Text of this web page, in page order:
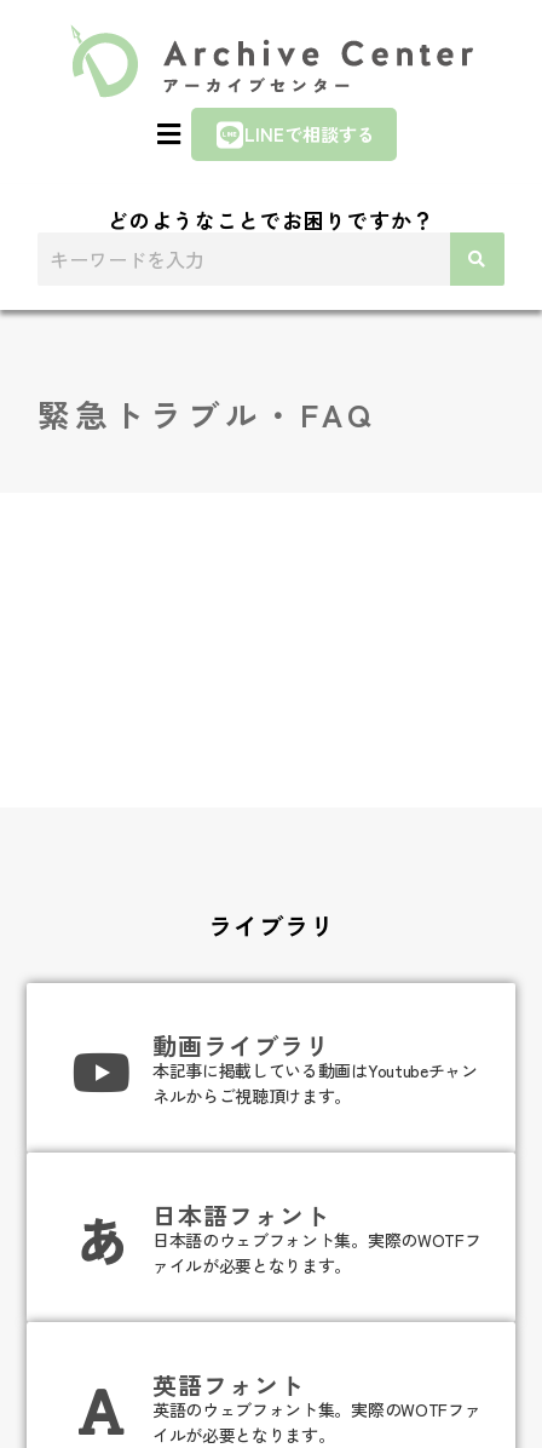
LINEで相談する
どのようなことでお困りですか？
緊急トラブル・FAQ
ライブラリ
動画ライブラリ
本記事に掲載している動画はYoutubeチャン
ネルからご視聴頂けます。
日本語フォント
日本語のウェブフォント集。実際のWOTFフ
ァイルが必要となります。
英語フォント
英語のウェブフォント集。実際のWOTFファ
イルが必要となります。